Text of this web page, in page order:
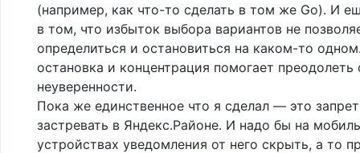
(например, как что-то сделать в том же Go). И
в том, что избыток выбора вариантов не
определиться и остановиться на каком-то
остановка и концентрация помогает преодолеть
неуверенности.
Пока же единственное что я сделал — это
застревать в Яндекс.Районе. И надо бы на
устройствах уведомления от него скрыть, а то